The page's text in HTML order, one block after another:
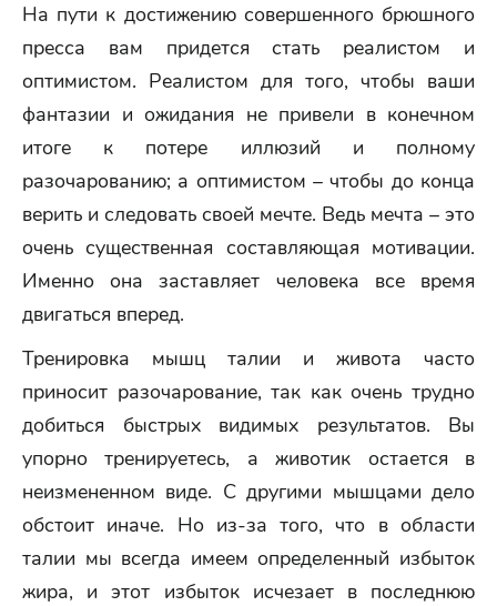
На пути к достижению совершенного брюшного
пресса вам придется стать реалистом и
оптимистом. Реалистом для того, чтобы ваши
фантазии и ожидания не привели в конечном
итоге к потере иллюзий и полному
разочарованию; а оптимистом – чтобы до конца
верить и следовать своей мечте. Ведь мечта – это
очень существенная составляющая мотивации.
Именно она заставляет человека все время
двигаться вперед.
Тренировка мышц талии и живота часто
приносит разочарование, так как очень трудно
добиться быстрых видимых результатов. Вы
упорно тренируетесь, а животик остается в
неизмененном виде. С другими мышцами дело
обстоит иначе. Но из-за того, что в области
талии мы всегда имеем определенный избыток
жира, и этот избыток исчезает в последнюю